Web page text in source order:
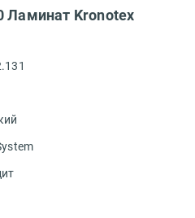
Ламинат Kronotex